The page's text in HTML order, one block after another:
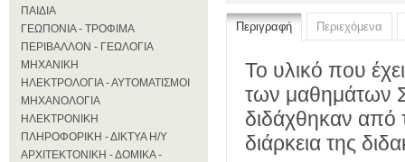
ΠΑΙΔΙΑ
ΓΕΩΠΟΝΙΑ - ΤΡΟΦΙΜΑ
ΠΕΡΙΒΑΛΛΟΝ - ΓΕΩΛΟΓΙΑ
ΜΗΧΑΝΙΚΗ
ΗΛΕΚΤΡΟΛΟΓΙΑ - ΑΥΤΟΜΑΤΙΣΜΟΙ
ΜΗΧΑΝΟΛΟΓΙΑ
ΗΛΕΚΤΡΟΝΙΚΗ
ΠΛΗΡΟΦΟΡΙΚΗ - ΔΙΚΤΥΑ Η/Υ
ΑΡΧΙΤΕΚΤΟΝΙΚΗ - ΔΟΜΙΚΑ -
Περιγραφή Περιεχόμενα
Το υλικό που
των μαθημάτων
διδάχθηκαν από
διάρκεια της